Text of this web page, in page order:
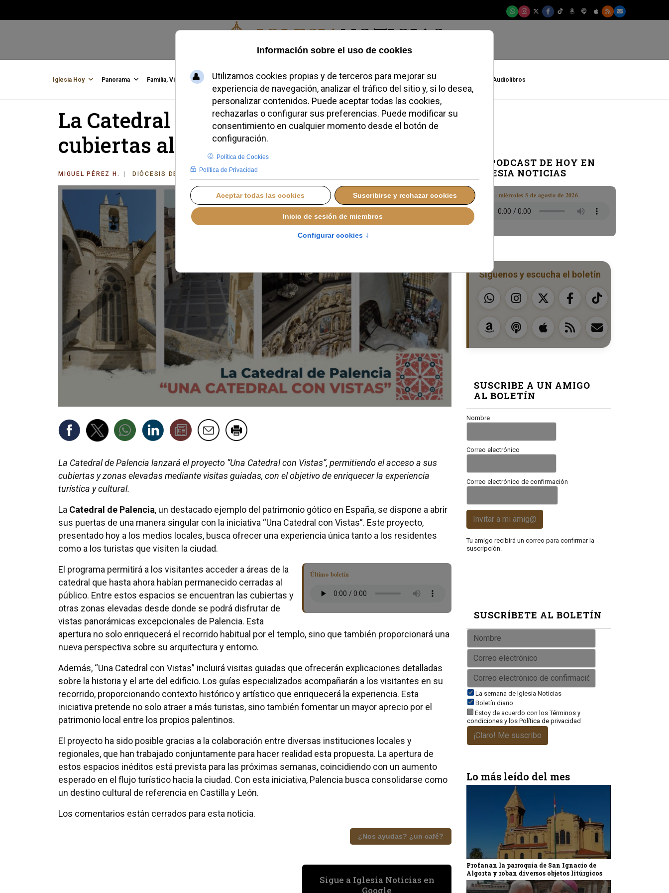
Jueves, 06 de agosto de 2026
Iglesia Hoy Panorama Familia, Vida, Identidad Credofobiómetro Blogs Temas Buscar #JovenesConFe Podcast Audiolibros
La Catedral de Palencia abrirá sus
cubiertas al público con visitas guiadas
MIGUEL PÉREZ H. DIÓCESIS DE PALENCIA MARTES, 01 JULIO 2025 10:40
La Catedral de Palencia lanzará el proyecto “Una Catedral con Vistas”, permitiendo el acceso a sus
cubiertas y zonas elevadas mediante visitas guiadas, con el objetivo de enriquecer la experiencia
turística y cultural.
La Catedral de Palencia, un destacado ejemplo del patrimonio gótico en España, se dispone a abrir
sus puertas de una manera singular con la iniciativa “Una Catedral con Vistas”. Este proyecto,
presentado hoy a los medios locales, busca ofrecer una experiencia única tanto a los residentes
como a los turistas que visiten la ciudad.
Último boletín
El programa permitirá a los visitantes acceder a áreas de la
catedral que hasta ahora habían permanecido cerradas al
público. Entre estos espacios se encuentran las cubiertas y
otras zonas elevadas desde donde se podrá disfrutar de
vistas panorámicas excepcionales de Palencia. Esta
apertura no solo enriquecerá el recorrido habitual por el templo, sino que también proporcionará una
nueva perspectiva sobre su arquitectura y entorno.
Además, “Una Catedral con Vistas” incluirá visitas guiadas que ofrecerán explicaciones detalladas
sobre la historia y el arte del edificio. Los guías especializados acompañarán a los visitantes en su
recorrido, proporcionando contexto histórico y artístico que enriquecerá la experiencia. Esta
iniciativa pretende no solo atraer a más turistas, sino también fomentar un mayor aprecio por el
patrimonio local entre los propios palentinos.
El proyecto ha sido posible gracias a la colaboración entre diversas instituciones locales y
regionales, que han trabajado conjuntamente para hacer realidad esta propuesta. La apertura de
estos espacios inéditos está prevista para las próximas semanas, coincidiendo con un aumento
esperado en el flujo turístico hacia la ciudad. Con esta iniciativa, Palencia busca consolidarse como
un destino cultural de referencia en Castilla y León.
Los comentarios están cerrados para esta noticia.
¿Nos ayudas? ¿un café?
Sigue a Iglesia Noticias en
Google
EL PODCAST DE HOY EN
IGLESIA NOTICIAS
Boletín · miércoles 5 de agosto de 2026
Síguenos y escucha el boletín
SUSCRIBE A UN AMIGO
AL BOLETÍN
Nombre
Correo electrónico
Correo electrónico de confirmación
Invitar a mi amig@
Tu amigo recibirá un correo para confirmar la
suscripción.
SUSCRÍBETE AL BOLETÍN
La semana de Iglesia Noticias
Boletín diario
Estoy de acuerdo con losTérminos y
condiciones y los Política de privacidad
¡Claro! Me suscribo
Lo más leído del mes
Profanan la parroquia de San Ignacio de
Algorta y roban diversos objetos litúrgicos